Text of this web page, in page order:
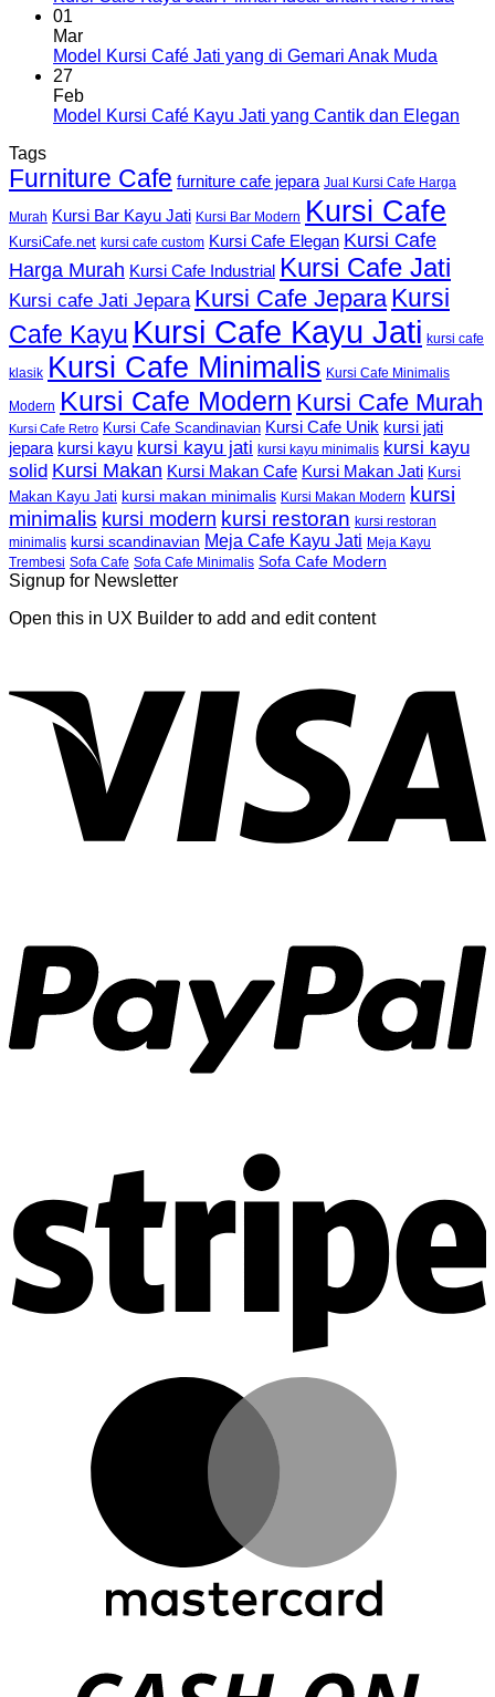
01
Mar
Model Kursi Café Jati yang di Gemari Anak Muda
27
Feb
Model Kursi Café Kayu Jati yang Cantik dan Elegan
Tags
Furniture Cafe furniture cafe jepara Jual Kursi Cafe Harga
Murah Kursi Bar Kayu Jati Kursi Bar Modern Kursi Cafe
KursiCafe.net kursi cafe custom Kursi Cafe Elegan Kursi Cafe
Harga Murah Kursi Cafe Industrial Kursi Cafe Jati
Kursi cafe Jati Jepara Kursi Cafe Jepara Kursi
Cafe Kayu Kursi Cafe Kayu Jati kursi cafe
klasik Kursi Cafe Minimalis Kursi Cafe Minimalis
Modern Kursi Cafe Modern Kursi Cafe Murah
Kursi Cafe Retro Kursi Cafe Scandinavian Kursi Cafe Unik kursi jati
jepara kursi kayu kursi kayu jati kursi kayu minimalis kursi kayu
solid Kursi Makan Kursi Makan Cafe Kursi Makan Jati Kursi
Makan Kayu Jati kursi makan minimalis Kursi Makan Modern
kursi
minimalis kursi modern kursi restoran kursi restoran
minimalis kursi scandinavian Meja Cafe Kayu Jati Meja Kayu
Trembesi Sofa Cafe Sofa Cafe Minimalis Sofa Cafe Modern
Signup for Newsletter
Open this in UX Builder to add and edit content